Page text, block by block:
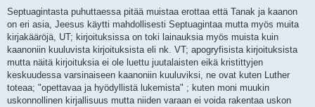
Septuagintasta puhuttaessa pitää muistaa erottaa että Tanak ja kaanon
on eri asia, Jeesus käytti mahdollisesti Septuagintaa mutta myös muita
kirjakääröjä, UT; kirjoituksissa on toki lainauksia myös muista kuin
kaanoniin kuuluvista kirjoituksista eli nk. VT; apogryfisista kirjoituksista
mutta näitä kirjoituksia ei ole luettu juutalaisten eikä kristittyjen
keskuudessa varsinaiseen kaanoniin kuuluviksi, ne ovat kuten Luther
toteaa; "opettavaa ja hyödyllistä lukemista" ; kuten moni muukin
uskonnollinen kirjallisuus mutta niiden varaan ei voida rakentaa uskon